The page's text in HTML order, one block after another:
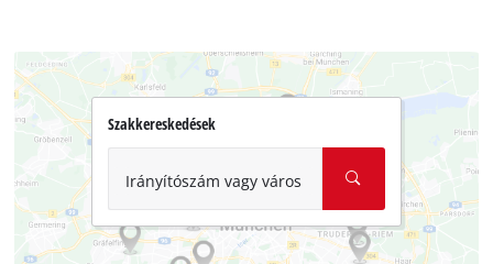
Szakkereskedések
Irányítószám vagy város